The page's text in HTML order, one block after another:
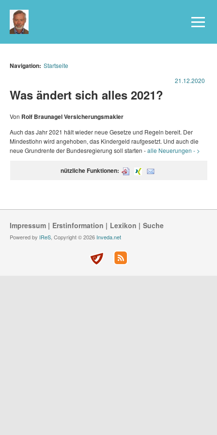
Navigation: Startseite
21.12.2020
Was ändert sich alles 2021?
Von Rolf Braunagel Versicherungsmakler
Auch das Jahr 2021 hält wieder neue Gesetze und Regeln bereit. Der
Mindestlohn wird angehoben, das Kindergeld raufgesetzt. Und auch die
neue Grundrente der Bundesregierung soll starten -alle Neuerungen - >
nützliche Funktionen:
Impressum Erstinformation Lexikon Suche
Powered by IReS , Copyright © 2026 Inveda.net